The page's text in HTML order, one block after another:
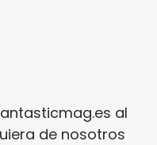
al
de nosotros